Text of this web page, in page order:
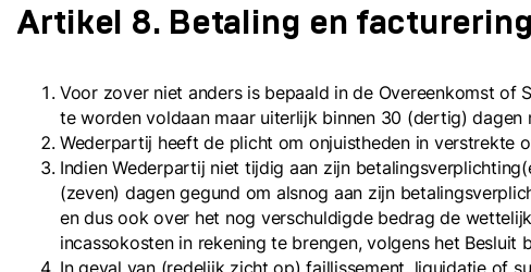
Artikel 8. Betaling en facturering
Voor zover niet anders is bepaald in de Overeenkomst
te worden voldaan maar uiterlijk binnen 30 (dertig) dagen
Wederpartij heeft de plicht om onjuistheden in verstrekte
Indien Wederpartij niet tijdig aan zijn
(zeven) dagen gegund om alsnog aan zijn
en dus ook over het nog verschuldigde bedrag de
incassokosten in rekening te brengen, volgens het
In geval van (redelijk zicht op) faillissement, liquidatie of